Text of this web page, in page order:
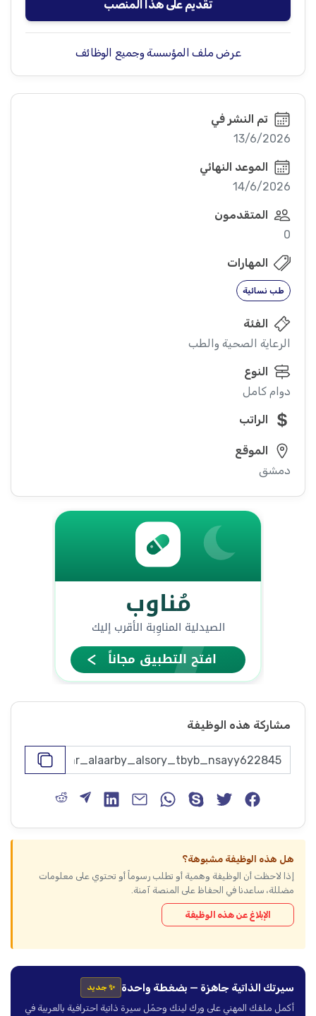
تقديم على هذا المنصب
عرض ملف المؤسسة وجميع الوظائف
تم النشر في
13/6/2026
الموعد النهائي
14/6/2026
المتقدمون
0
المهارات
طب نسائية
الفئة
الرعاية الصحية والطب
النوع
دوام كامل
الراتب
الموقع
دمشق
مشاركة هذه الوظيفة
هل هذه الوظيفة مشبوهة؟
إذا لاحظت أن الوظيفة وهمية أو تطلب رسوماً أو تحتوي على معلومات
مضللة، ساعدنا في الحفاظ على المنصة آمنة.
الإبلاغ عن هذه الوظيفة
سيرتك الذاتية جاهزة — بضغطة واحدة ✨ جديد
أكمل ملفك المهني على ورك لينك وحمّل سيرة ذاتية احترافية بالعربية في